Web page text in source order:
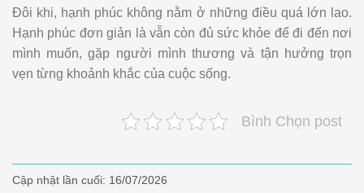
Đôi khi, hạnh phúc không nằm ở những điều quá lớn lao.
Hạnh phúc đơn giản là vẫn còn đủ sức khỏe để đi đến nơi
mình muốn, gặp người mình thương và tận hưởng trọn
vẹn từng khoảnh khắc của cuộc sống.
Bình Chọn post
Cập nhật lần cuối: 16/07/2026